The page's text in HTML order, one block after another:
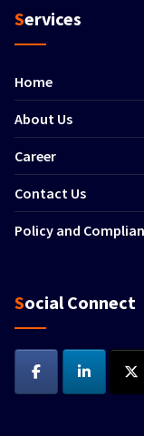
Services
Home
About Us
Career
Contact Us
Policy and
Social Connect